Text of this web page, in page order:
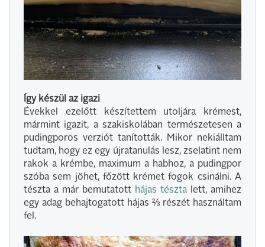
Így készül az igazi
Évekkel ezelőtt készítettem utoljára krémest,
mármint igazit, a szakiskolában természetesen a
pudingporos verziót tanították. Mikor nekiálltam
tudtam, hogy ez egy újratanulás lesz, zselatint nem
rakok a krémbe, maximum a habhoz, a pudingpor
szóba sem jöhet, főzött krémet fogok csinálni. A
tészta a már bemutatott hájas tészta lett, amihez
egy adag behajtogatott hájas ⅔ részét használtam
fel.